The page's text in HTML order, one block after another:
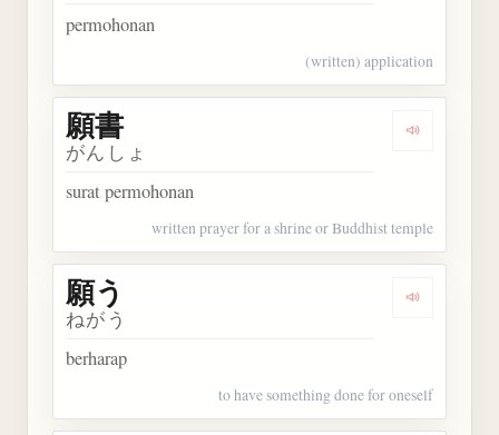
permohonan
(written) application
Dengarkan
願書
がんしょ
surat permohonan
written prayer for a shrine or Buddhist temple
Dengarkan
願う
ねがう
berharap
to have something done for oneself